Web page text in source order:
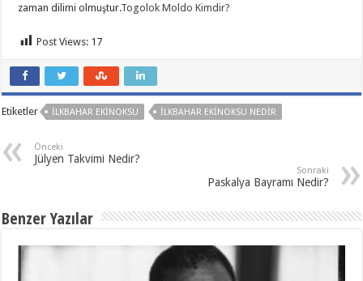
zaman dilimi olmuştur.Togolok Moldo Kimdir?
Post Views: 17
Etiketler İLKBAHAR EKINOKSU İLKBAHAR EKINOKSU NEDIR
Önceki
Jülyen Takvimi Nedir?
Sonraki
Paskalya Bayramı Nedir?
Benzer Yazılar